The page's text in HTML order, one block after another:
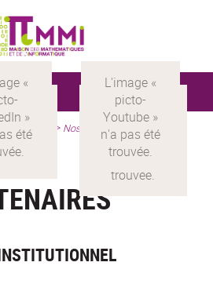
> à propos > Nos partenaires